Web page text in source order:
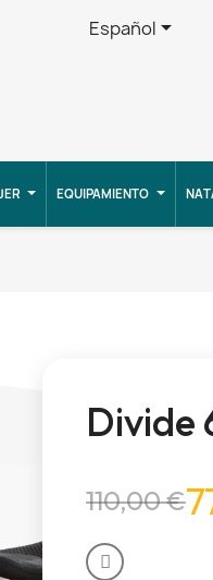
Español
EQUIPAMIENTO
Divide
110,00 €